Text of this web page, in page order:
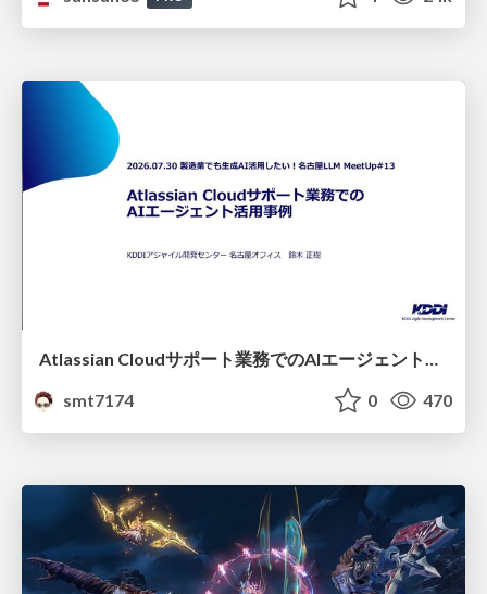
Atlassian Cloudサポート業務でのAIエージェント活用事例
smt7174
0 470